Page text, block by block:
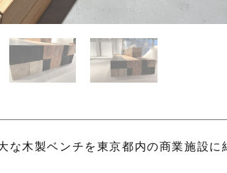
な木製ベンチを東京都内の商業施設に